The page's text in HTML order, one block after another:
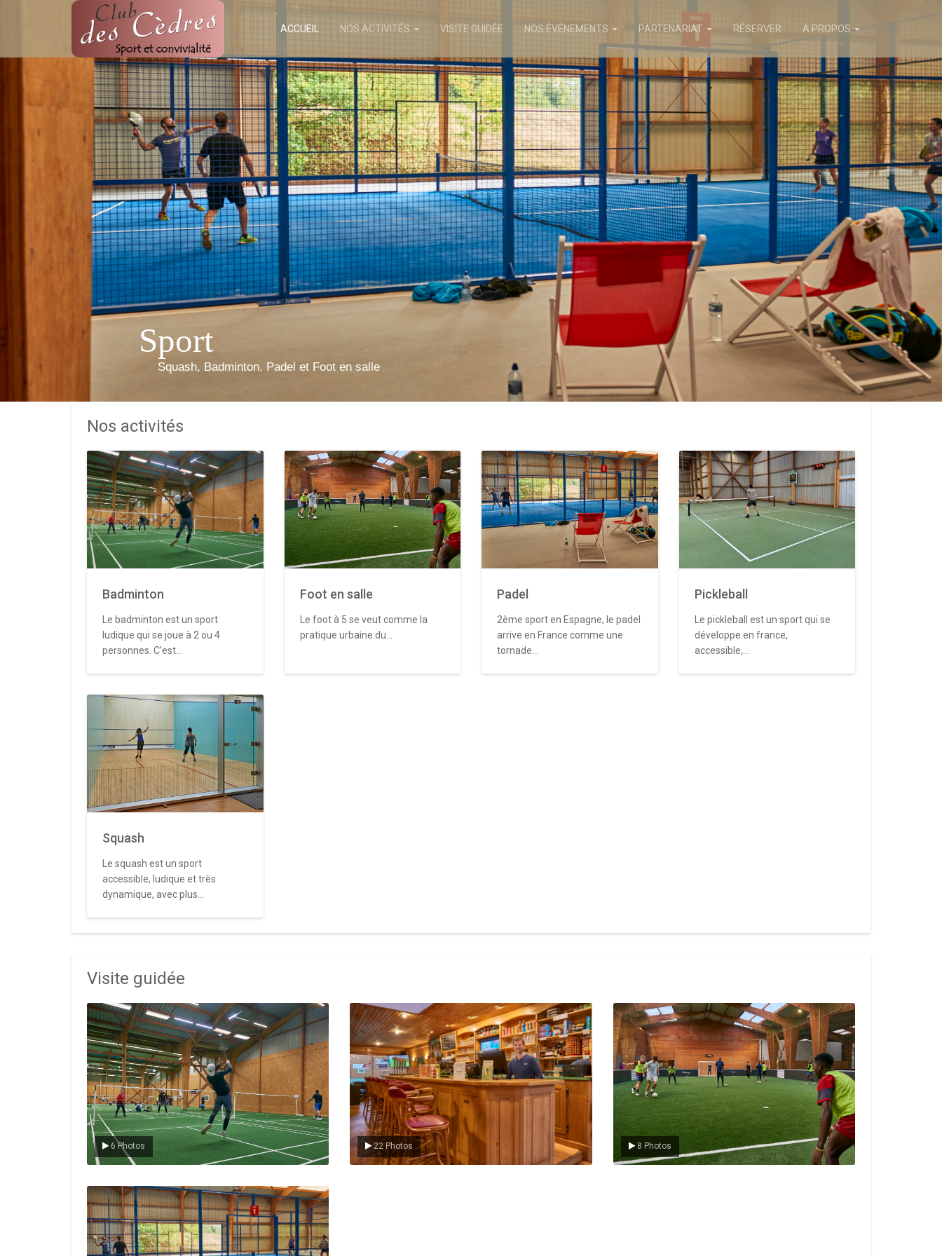
ACCUEIL NOS ACTIVITÉS VISITE GUIDÉE NOS ÉVÉNEMENTS PARTENARIAT RÉSERVER A PROPOS
Sport
Squash, Badminton, Padel et Foot en salle
Nos activités
Badminton
Le badminton est un sport
ludique qui se joue à 2 ou 4
personnes. C'est...
Foot en salle
Le foot à 5 se veut comme la
pratique urbaine du...
Padel
2ème sport en Espagne, le padel
arrive en France comme une
tornade...
Pickleball
Le pickleball est un sport qui se
développe en france,
accessible,...
Squash
Le squash est un sport
accessible, ludique et très
dynamique, avec plus...
Visite guidée
6 Photos
Le badminton
22 Photos
Le Club
8 Photos
Le foot en salle
Le padel